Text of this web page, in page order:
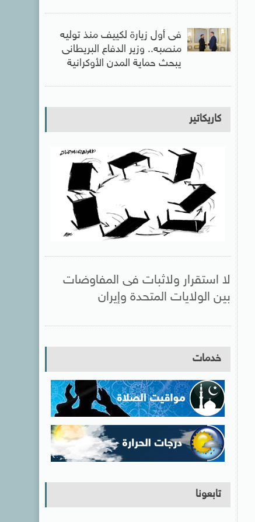
فى أول زيارة لكييف منذ توليه
منصبه.. وزير الدفاع البريطانى
يبحث حماية المدن الأوكرانية
كاريكاتير
لا استقرار ولاثبات فى المفاوضات
بين الولايات المتحدة وإيران
خدمات
تابعونا